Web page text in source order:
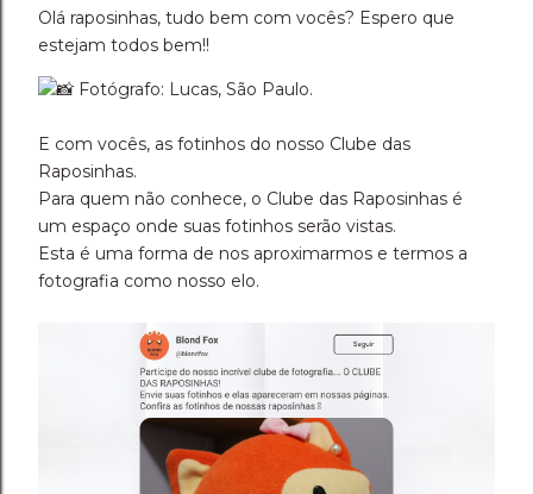
Olá raposinhas, tudo bem com vocês? Espero que
estejam todos bem!!
Fotógrafo: Lucas, São Paulo.
E com vocês, as fotinhos do nosso Clube das
Raposinhas.
Para quem não conhece, o Clube das Raposinhas é
um espaço onde suas fotinhos serão vistas.
Esta é uma forma de nos aproximarmos e termos a
fotografia como nosso elo.